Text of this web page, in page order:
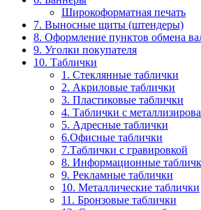
Широкоформатная печать
7. Выносные щиты (штендеры)
8. Оформление пунктов обмена
9. Уголки покупателя
10. Таблички
1. Стеклянные таблички
2. Акриловые таблички
3. Пластиковые таблички
4. Таблички с
5. Адресные таблички
6.Офисные таблички
7.Таблички с гравировкой
8. Информационные
9. Рекламные таблички
10. Металлические таблички
11. Бронзовые таблички